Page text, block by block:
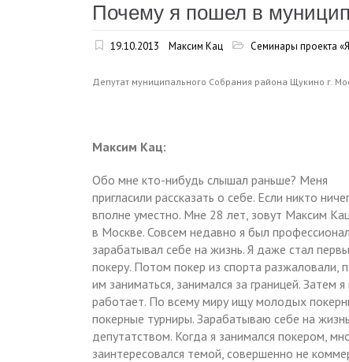
Почему я пошел в
19.10.2013 Максим Кац Семинары проекта
Депутат муниципального Собрания района Щукино г.
Максим Кац:
Обо мне кто-нибудь слышал раньше? Меня
пригласили рассказать о себе. Если никто
вполне уместно. Мне 28 лет, зовут Максим
в Москве. Совсем недавно я был
зарабатывал себе на жизнь. Я даже стал
покеру. Потом покер из спорта разжаловали,
им заниматься, занимался за границей. Затем
работает. По всему миру ищу молодых
покерные турниры. Зарабатываю себе на
депутатством. Когда я занимался покером,
заинтересовался темой, совершенно не